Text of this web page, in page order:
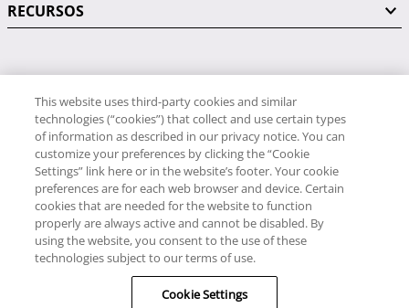
RECURSOS
PÓNGASE EN CONTACTO CON NOSOTROS
RCI
34 91 406 9058
RCI Travel
34 91 406 9059
© RCI, LLC. Todos los derechos reservados.
This website uses third-party cookies and similar
technologies (“cookies”) that collect and use certain types
of information as described in our privacy notice. You can
customize your preferences by clicking the “Cookie
Settings” link here or in the website’s footer. Your cookie
preferences are for each web browser and device. Certain
cookies that are needed for the website to function
properly are always active and cannot be disabled. By
using the website, you consent to the use of these
technologies subject to our terms of use.
Cookie Settings